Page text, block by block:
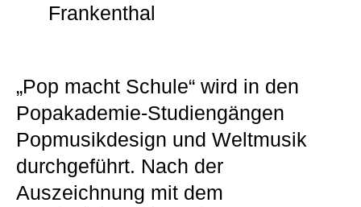
Frankenthal
„Pop macht Schule“ wird in den
Popakademie-Studiengängen
Popmusikdesign und Weltmusik
durchgeführt. Nach der
Auszeichnung mit dem